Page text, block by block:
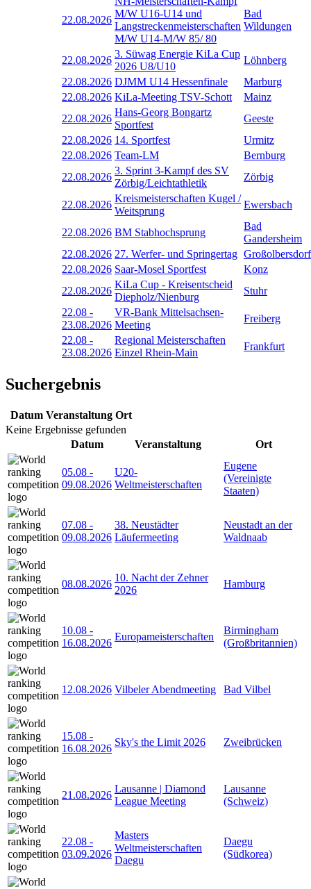
22.08.2026
M/W U16-U14 und
Langstreckenmeisterschaften
M/W U14-M/W 85/ 80
Bad
Wildungen
22.08.2026
3. Süwag Energie KiLa Cup
2026 U8/U10
Löhnberg
22.08.2026 DJMM U14 Hessenfinale
Marburg
22.08.2026 KiLa-Meeting TSV-Schott
Mainz
22.08.2026
Hans-Georg Bongartz
Sportfest
Geeste
22.08.2026 14. Sportfest
Urmitz
22.08.2026 Team-LM
Bernburg
22.08.2026
3. Sprint 3-Kampf des SV
Zörbig/Leichtathletik
Zörbig
22.08.2026
Kreismeisterschaften Kugel /
Weitsprung
Ewersbach
22.08.2026 BM Stabhochsprung
Bad
Gandersheim
22.08.2026 27. Werfer- und Springertag Großolbersdorf
22.08.2026 Saar-Mosel Sportfest
Konz
22.08.2026
KiLa Cup - Kreisentscheid
Diepholz/Nienburg
Stuhr
22.08 -
23.08.2026
VR-Bank Mittelsachsen-
Meeting
Freiberg
22.08 -
23.08.2026
Regional Meisterschaften
Einzel Rhein-Main
Frankfurt
Suchergebnis
Datum Veranstaltung Ort
Keine Ergebnisse gefunden
Datum
Veranstaltung Ort
05.08 -
09.08.2026
U20-
Weltmeisterschaften
Eugene
(Vereinigte
Staaten)
07.08 -
09.08.2026
38. Neustädter
Läufermeeting
Neustadt an der
Waldnaab
08.08.2026
10. Nacht der Zehner
2026
Hamburg
10.08 -
16.08.2026
Europameisterschaften
Birmingham
(Großbritannien)
12.08.2026 Vilbeler Abendmeeting Bad Vilbel
15.08 -
16.08.2026
Sky's the Limit 2026 Zweibrücken
21.08.2026
Lausanne | Diamond
League Meeting
Lausanne
(Schweiz)
22.08 -
03.09.2026
Masters
Weltmeisterschaften
Daegu
Daegu
(Südkorea)